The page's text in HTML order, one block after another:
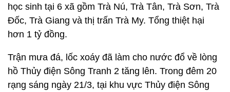
học sinh tại 6 xã gồm Trà Nú, Trà Tân, Trà Sơn, Trà
Đốc, Trà Giang và thị trấn Trà My. Tổng thiệt hại
hơn 1 tỷ đồng.
Trận mưa đá, lốc xoáy đã làm cho nước đổ về lòng
hồ Thủy điện Sông Tranh 2 tăng lên. Trong đêm 20
rạng sáng ngày 21/3, tại khu vực Thủy điện Sông